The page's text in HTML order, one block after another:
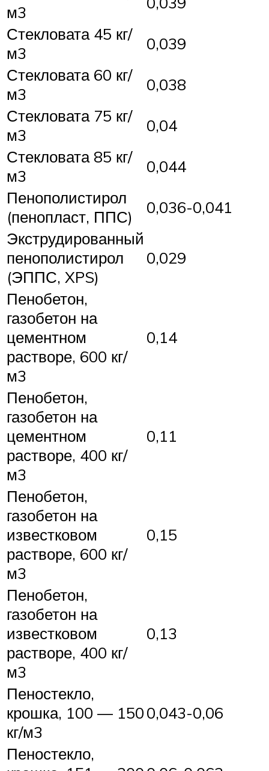
м3
Стекловата 45 кг/
м3
0,039
Стекловата 60 кг/
м3
0,038
Стекловата 75 кг/
м3
0,04
Стекловата 85 кг/
м3
0,044
Пенополистирол
(пенопласт, ППС)
0,036-0,041
Экструдированный
пенополистирол
(ЭППС, XPS)
0,029
Пенобетон,
газобетон на
цементном
растворе, 600 кг/
м3
0,14
Пенобетон,
газобетон на
цементном
растворе, 400 кг/
м3
0,11
Пенобетон,
газобетон на
известковом
растворе, 600 кг/
м3
0,15
Пенобетон,
газобетон на
известковом
растворе, 400 кг/
м3
0,13
Пеностекло,
крошка, 100 — 150
кг/м3
0,043-0,06
Пеностекло,